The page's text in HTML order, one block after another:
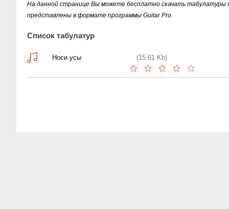
ИСПОЛНИТЕЛЯ "ГРУППА ГУБЫ"
На данной странице Вы можете бесплатно скачать табулатуры
представлены в формате программы Guitar Pro.
Список табулатур
Носи усы (15.61 Kb)